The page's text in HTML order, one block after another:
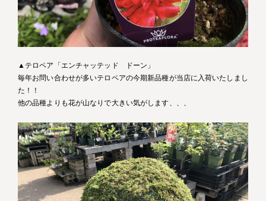
▲テロペア「エンチャッテッド ドーン」
毎年お問い合わせが多いテロペアの今期新品種が当店に入荷いたしまし
た！！
他の品種よりも花が山なりで大きい気がします、、、